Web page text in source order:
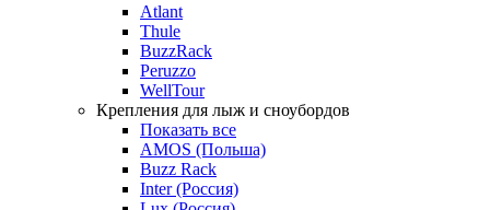
Atlant
Thule
BuzzRack
Peruzzo
WellTour
Крепления для лыж и сноубордов
Показать все
AMOS (Польша)
Buzz Rack
Inter (Россия)